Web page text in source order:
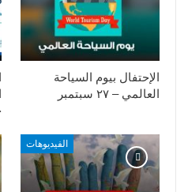
الإحتفال بيوم السياحة
العالمي – ٢٧ سبتمبر
الفيديوهات